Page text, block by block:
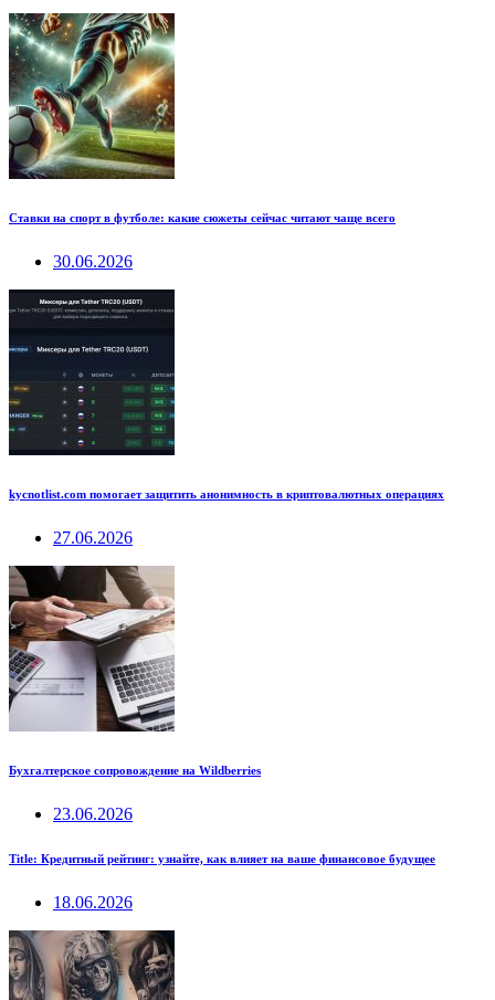
Ставки на спорт в футболе: какие сюжеты сейчас читают чаще всего
30.06.2026
kycnotlist.com помогает защитить анонимность в криптовалютных операциях
27.06.2026
Бухгалтерское сопровождение на Wildberries
23.06.2026
Title: Кредитный рейтинг: узнайте, как влияет на ваше финансовое будущее
18.06.2026